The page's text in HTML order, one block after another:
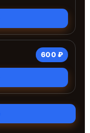
600 ₽